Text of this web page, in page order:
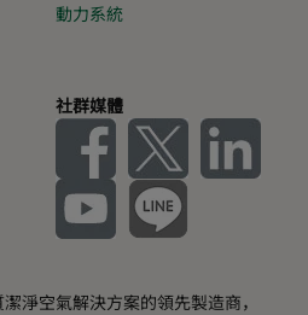
動力系統
社群媒體
淨空氣解決方案的領先製造商，